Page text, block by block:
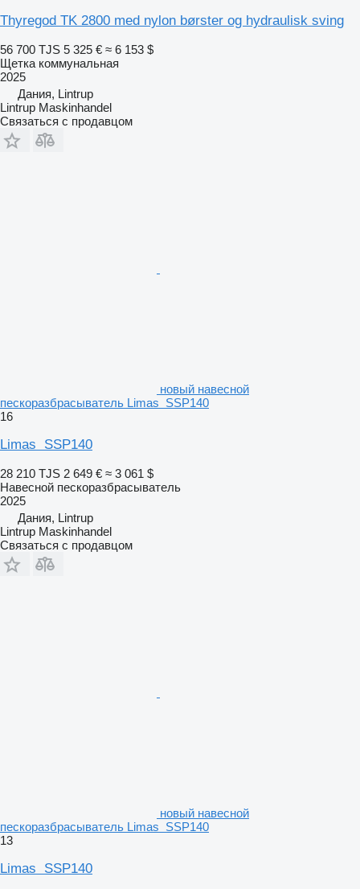
Thyregod TK 2800 med nylon børster og hydraulisk sving
56 700 TJS 5 325 € ≈ 6 153 $
Щетка коммунальная
2025
Дания, Lintrup
Lintrup Maskinhandel
Связаться с продавцом
новый навесной
пескоразбрасыватель Limas SSP140
16
Limas SSP140
28 210 TJS 2 649 € ≈ 3 061 $
Навесной пескоразбрасыватель
2025
Дания, Lintrup
Lintrup Maskinhandel
Связаться с продавцом
новый навесной
пескоразбрасыватель Limas SSP140
13
Limas SSP140